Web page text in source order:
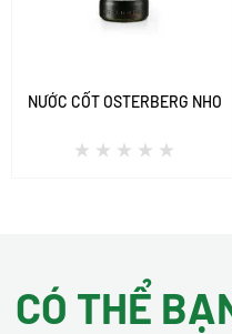
NƯỚC CỐT OSTERBERG NHO
CÓ THỂ